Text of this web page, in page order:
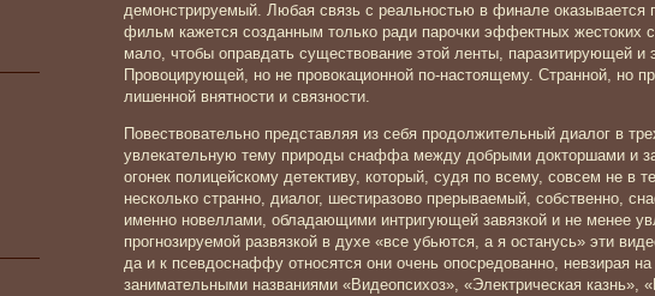
демонстрируемый. Любая связь с реальностью в финале оказывается
фильм кажется созданным только ради парочки эффектных жестоких
мало, чтобы оправдать существование этой ленты, паразитирующей и
Провоцирующей, но не провокационной по-настоящему. Странной, но
лишенной внятности и связности.
Повествовательно представляя из себя продолжительный диалог в
увлекательную тему природы снаффа между добрыми докторшами и
огонек полицейскому детективу, который, судя по всему, совсем не в
несколько странно, диалог, шестиразово прерываемый, собственно,
именно новеллами, обладающими интригующей завязкой и не менее
прогнозируемой развязкой в духе «все убьются, а я останусь» эти
да и к псевдоснаффу относятся они очень опосредованно, невзирая
занимательными названиями «Видеопсихоз», «Электрическая казнь»,